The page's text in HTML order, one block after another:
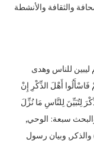
والثقافة والأنشطة
للناس وهدى
أَهْلَ الذِّكْرِ إِنْ
إِلَيْكَ الذِّكْرَ لِتُبَيِّنَ لِلنَّاسِ مَا نُزِّلَ
العلم والبحث سبعة: الوحي,
والذكر, وبيان رسول